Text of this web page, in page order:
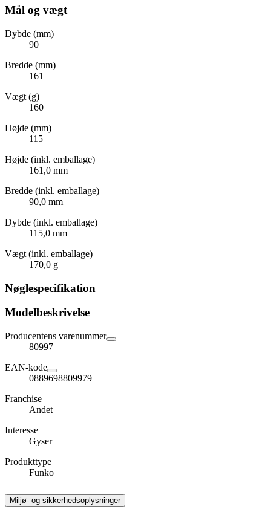
Mål og vægt
Dybde (mm)
90
Bredde (mm)
161
Vægt (g)
160
Højde (mm)
115
Højde (inkl. emballage)
161,0 mm
Bredde (inkl. emballage)
90,0 mm
Dybde (inkl. emballage)
115,0 mm
Vægt (inkl. emballage)
170,0 g
Nøglespecifikation
Modelbeskrivelse
Producentens varenummer
80997
EAN-kode
0889698809979
Franchise
Andet
Interesse
Gyser
Produkttype
Funko
Miljø- og sikkerhedsoplysninger